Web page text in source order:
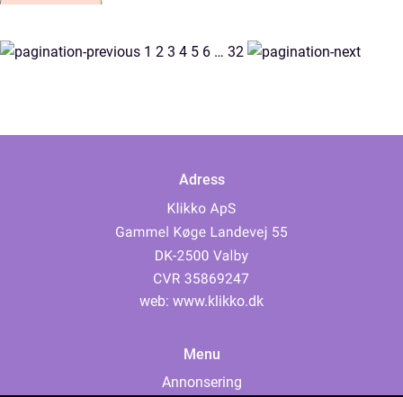
1 2 3 4 5 6 … 32
Adress
web: www.klikko.dk
Menu
Annonsering